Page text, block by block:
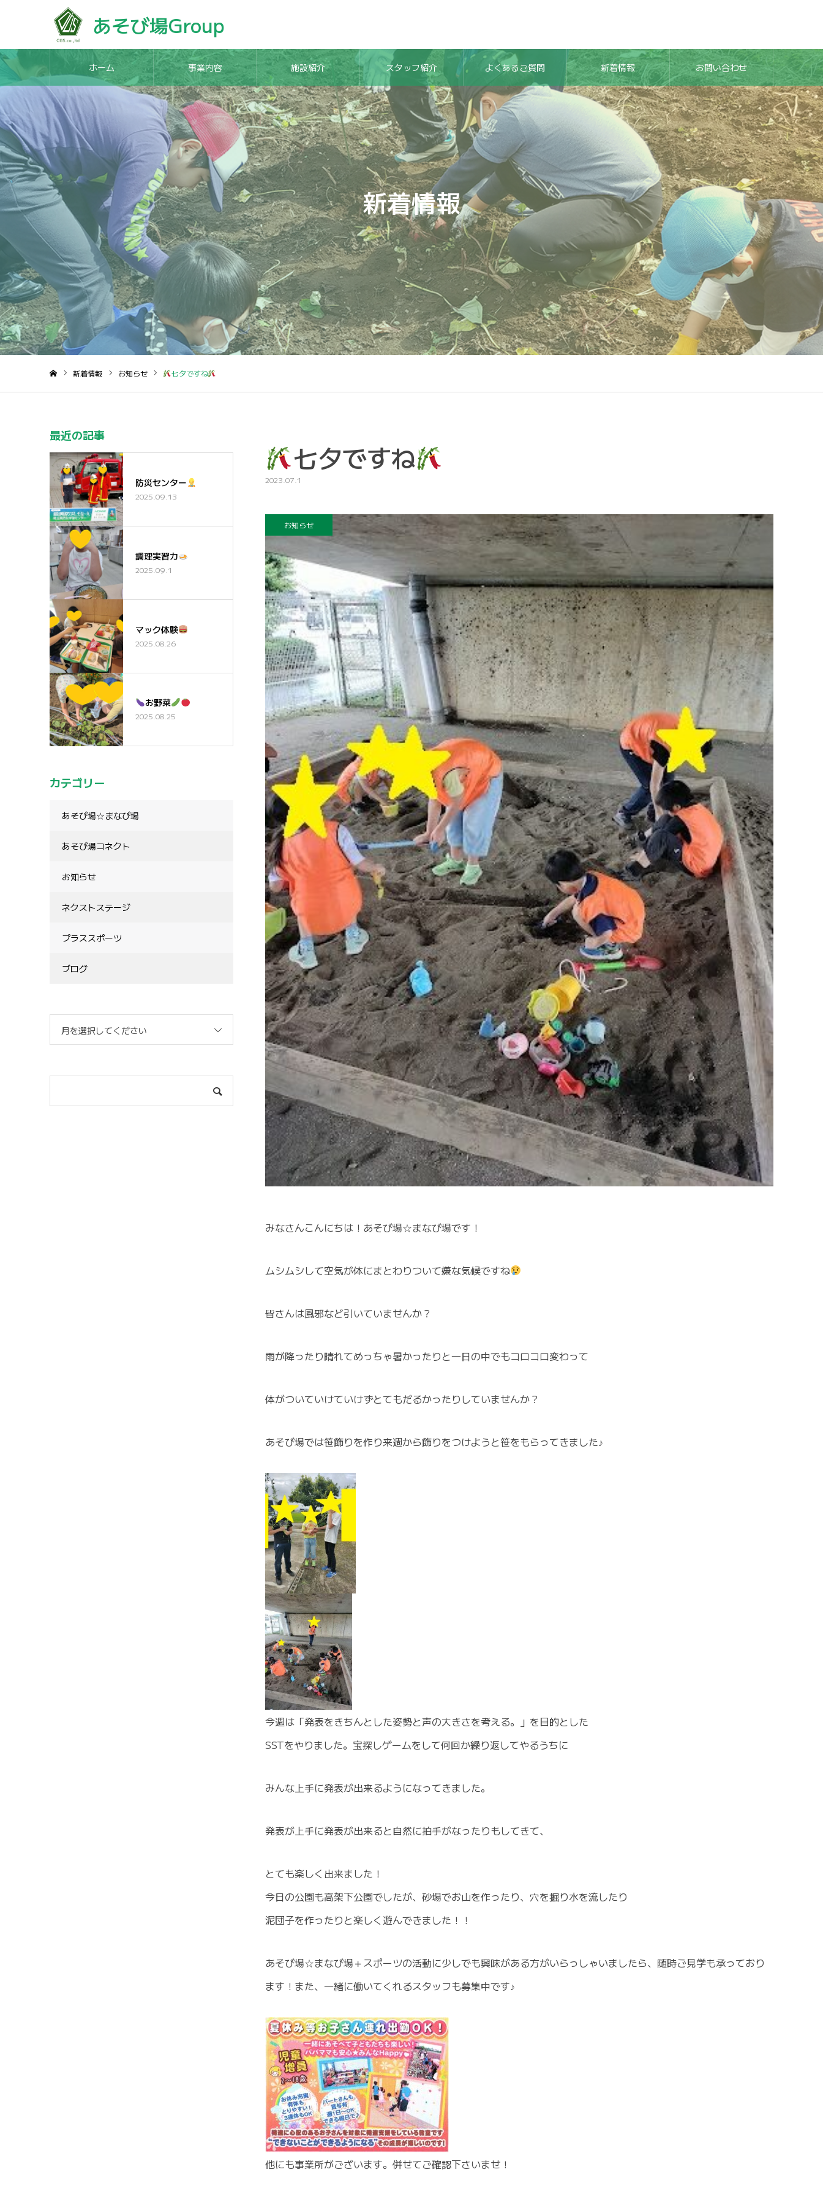
あそび場Group
ホーム 事業内容 施設紹介 スタッフ紹介 よくあるご質問 新着情報 お問い合わせ
新着情報
新着情報 お知らせ 七夕ですね
七夕ですね
2023.07.1
お知らせ
みなさんこんにちは！あそび場☆まなび場です！
ムシムシして空気が体にまとわりついて嫌な気候ですね
皆さんは風邪など引いていませんか？
雨が降ったり晴れてめっちゃ暑かったりと一日の中でもコロコロ変わって
体がついていけていけずとてもだるかったりしていませんか？
あそび場では笹飾りを作り来週から飾りをつけようと笹をもらってきました♪
今週は「発表をきちんとした姿勢と声の大きさを考える。」を目的とした
SSTをやりました。宝探しゲームをして何回か繰り返してやるうちに
みんな上手に発表が出来るようになってきました。
発表が上手に発表が出来ると自然に拍手がなったりもしてきて、
とても楽しく出来ました！
今日の公園も高架下公園でしたが、砂場でお山を作ったり、穴を掘り水を流したり
泥団子を作ったりと楽しく遊んできました！！
あそび場☆まなび場＋スポーツの活動に少しでも興味がある方がいらっしゃいましたら、随時ご見学も承っており
ます！また、一緒に働いてくれるスタッフも募集中です♪
他にも事業所がございます。併せてご確認下さいませ！
最近の記事
防災センター
2025.09.13
調理実習カ
2025.09.1
マック体験
2025.08.26
お野菜
2025.08.25
カテゴリー
あそび場☆まなび場
あそび場コネクト
お知らせ
ネクストステージ
プラススポーツ
ブログ
月を選択してください